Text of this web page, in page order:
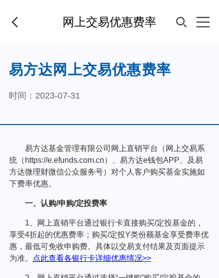
网上交易优惠费率
首页
基金经理
基金产品
指数专区
FOF
个人养老金
投资顾问
易方达网上交易优惠费率
时间：2023-07-31